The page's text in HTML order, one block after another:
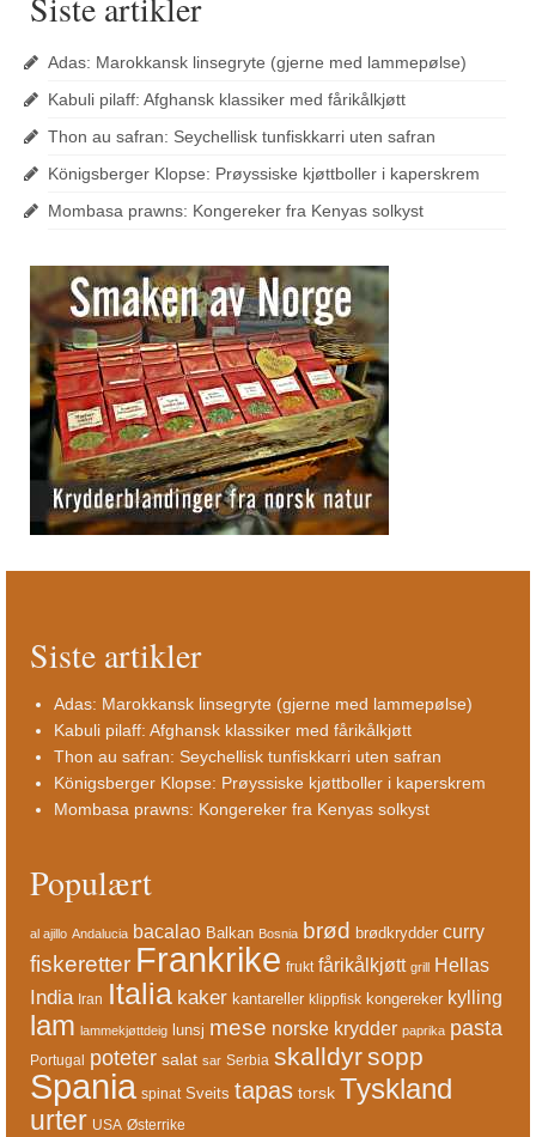
Adas: Marokkansk linsegryte (gjerne med lammepølse)
Kabuli pilaff: Afghansk klassiker med fårikålkjøtt
Thon au safran: Seychellisk tunfiskkarri uten safran
Königsberger Klopse: Prøyssiske kjøttboller i kaperskrem
Mombasa prawns: Kongereker fra Kenyas solkyst
Siste artikler
Adas: Marokkansk linsegryte (gjerne med lammepølse)
Kabuli pilaff: Afghansk klassiker med fårikålkjøtt
Thon au safran: Seychellisk tunfiskkarri uten safran
Königsberger Klopse: Prøyssiske kjøttboller i kaperskrem
Mombasa prawns: Kongereker fra Kenyas solkyst
Populært
al ajillo Andalucia bacalao Balkan Bosnia brød brødkrydder curry
fiskeretter Frankrike frukt fårikålkjøtt grill Hellas
India Iran Italia kaker kantareller klippfisk kongereker kylling
lam lammekjøttdeig lunsj mese norske krydder paprika pasta
Portugal poteter salat sar Serbia skalldyrsopp
Spania spinat Sveits tapas torsk Tyskland
urter USA Østerrike